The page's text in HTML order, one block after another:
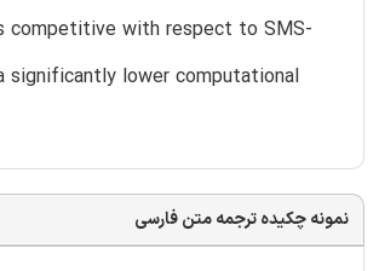
competitive with respect to SMS-
significantly lower computational
نمونه چکیده ترجمه متن فارسی